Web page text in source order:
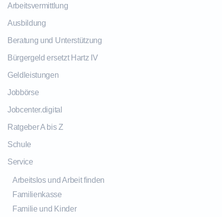
Arbeitsvermittlung
Ausbildung
Beratung und Unterstützung
Bürgergeld ersetzt Hartz IV
Geldleistungen
Jobbörse
Jobcenter.digital
Ratgeber A bis Z
Schule
Service
Arbeitslos und Arbeit finden
Familienkasse
Familie und Kinder